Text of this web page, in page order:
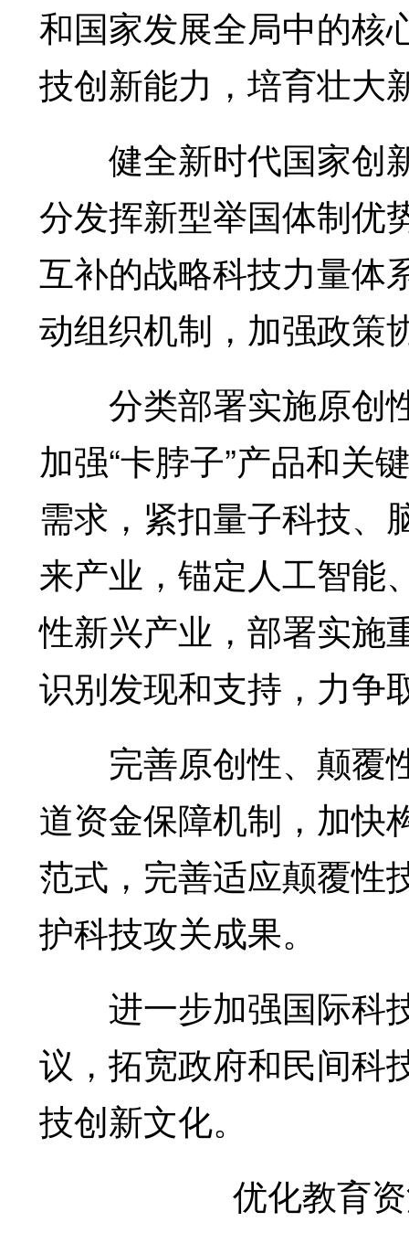
和国家发展全局中的核
技创新能力，培育壮大
健全新时代国家创
分发挥新型举国体制优
互补的战略科技力量体
动组织机制，加强政策
分类部署实施原创
加强“卡脖子”产品和关
需求，紧扣量子科技、
来产业，锚定人工智能
性新兴产业，部署实施
识别发现和支持，力争
完善原创性、颠覆
道资金保障机制，加快
范式，完善适应颠覆性
护科技攻关成果。
进一步加强国际科
议，拓宽政府和民间科
技创新文化。
优化教育资